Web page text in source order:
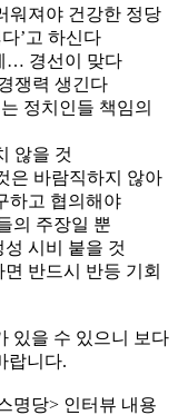
워져야 건강한 정당
’고 하신다
… 경선이 맞다
쟁력 생긴다
정치인들 책임의
않을 것
은 바람직하지 않아
하고 협의해야
의 주장일 뿐
시비 붙을 것
반드시 반등 기회
있을 수 있으니 보다
랍니다.
명당> 인터뷰 내용